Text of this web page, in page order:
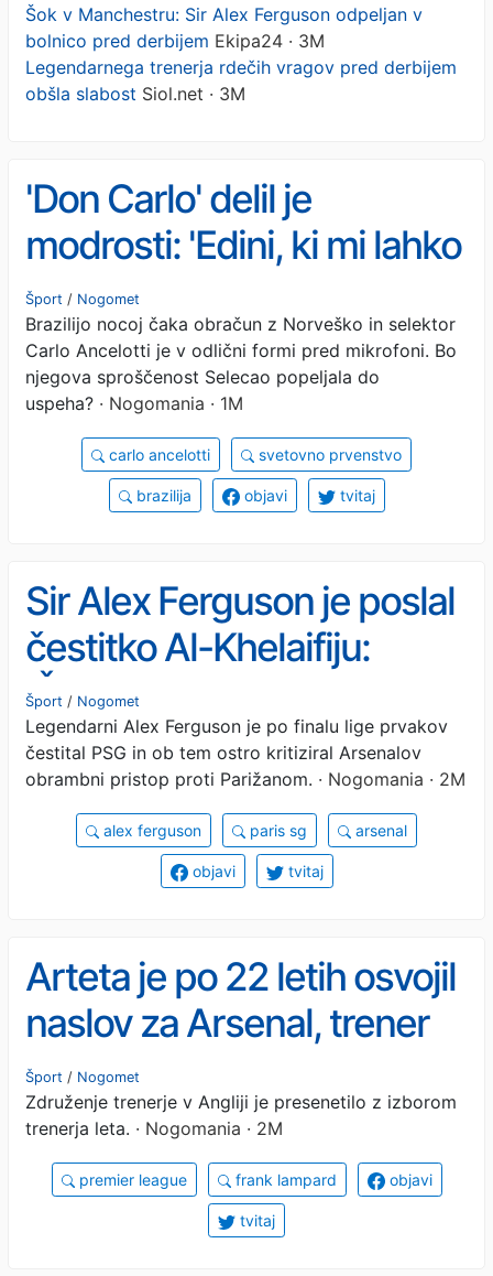
Šok v Manchestru: Sir Alex Ferguson odpeljan v
bolnico pred derbijem Ekipa24 · 3M
Legendarnega trenerja rdečih vragov pred derbijem
obšla slabost Siol.net · 3M
'Don Carlo' delil je
modrosti: 'Edini, ki mi lahko
dejansko svetuje, bi bil Sir
Alex Ferguson'
Šport / Nogomet
Brazilijo nocoj čaka obračun z Norveško in selektor
Carlo Ancelotti je v odlični formi pred mikrofoni. Bo
njegova sproščenost Selecao popeljala do
uspeha? · Nogomania · 1M
carlo ancelotti svetovno prvenstvo
brazilija objavi tvitaj
Sir Alex Ferguson je poslal
čestitko Al-Khelaifiju:
'Čestitam, igrali ste proti
dolgočasni ekipi, ki se je
samo branila'
Šport / Nogomet
Legendarni Alex Ferguson je po finalu lige prvakov
čestital PSG in ob tem ostro kritiziral Arsenalov
obrambni pristop proti Parižanom. · Nogomania · 2M
alex ferguson paris sg arsenal
objavi tvitaj
Arteta je po 22 letih osvojil
naslov za Arsenal, trener
leta v Angliji pa je bil trener
drugoligaša
Šport / Nogomet
Združenje trenerje v Angliji je presenetilo z izborom
trenerja leta. · Nogomania · 2M
premier league frank lampard objavi
tvitaj